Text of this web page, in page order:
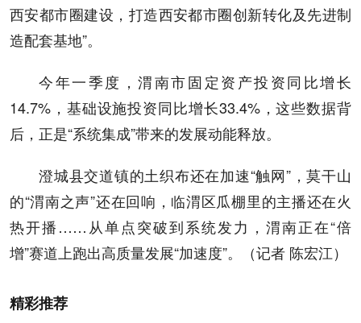
西安都市圈建设，打造西安都市圈创新转化及先进制
造配套基地”。
今年一季度，渭南市固定资产投资同比增长
14.7%，基础设施投资同比增长33.4%，这些数据背
后，正是“系统集成”带来的发展动能释放。
澄城县交道镇的土织布还在加速“触网”，莫干山
的“渭南之声”还在回响，临渭区瓜棚里的主播还在火
热开播……从单点突破到系统发力，渭南正在“倍
增”赛道上跑出高质量发展“加速度”。（记者 陈宏江）
精彩推荐